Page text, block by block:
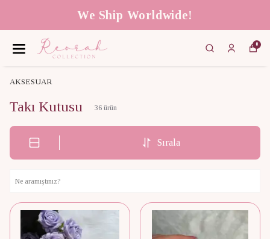
We Ship Worldwide!
0
AKSESUAR
Takı Kutusu 36 ürün
Sırala